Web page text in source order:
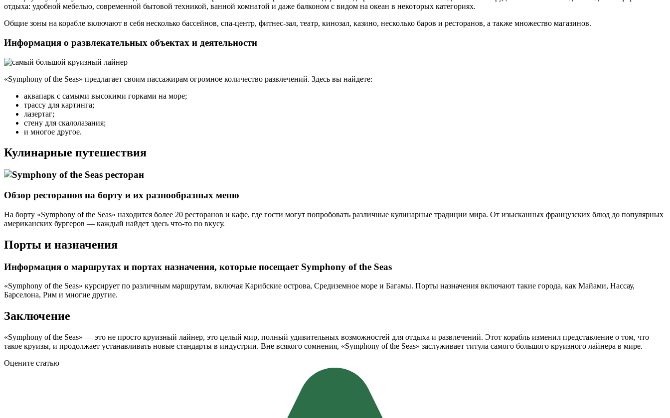
отдыха: удобной мебелью, современной бытовой техникой, ванной комнатой и даже балконом с видом на океан в некоторых категориях.
Общие зоны на корабле включают в себя несколько бассейнов, спа-центр, фитнес-зал, театр, кинозал, казино, несколько баров и ресторанов, а также множество магазинов.
Информация о развлекательных объектах и деятельности
«Symphony of the Seas» предлагает своим пассажирам огромное количество развлечений. Здесь вы найдете:
аквапарк с самыми высокими горками на море;
трассу для картинга;
лазертаг;
стену для скалолазания;
и многое другое.
Кулинарные путешествия
Обзор ресторанов на борту и их разнообразных меню
На борту «Symphony of the Seas» находится более 20 ресторанов и кафе, где гости могут попробовать различные кулинарные традиции мира. От изысканных французских блюд до популярных
американских бургеров — каждый найдет здесь что-то по вкусу.
Порты и назначения
Информация о маршрутах и портах назначения, которые посещает Symphony of the Seas
«Symphony of the Seas» курсирует по различным маршрутам, включая Карибские острова, Средиземное море и Багамы. Порты назначения включают такие города, как Майами, Нассау,
Барселона, Рим и многие другие.
Заключение
«Symphony of the Seas» — это не просто круизный лайнер, это целый мир, полный удивительных возможностей для отдыха и развлечений. Этот корабль изменил представление о том, что
такое круизы, и продолжает устанавливать новые стандарты в индустрии. Вне всякого сомнения, «Symphony of the Seas» заслуживает титула самого большого круизного лайнера в мире.
Оцените статью